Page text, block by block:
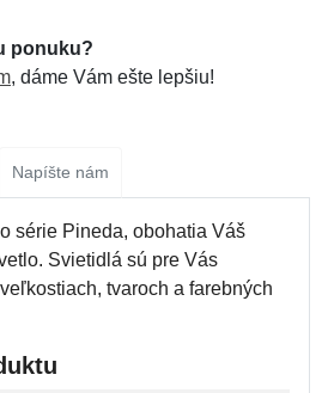
ponuku?
, dáme Vám ešte lepšiu!
Napíšte nám
série Pineda, obohatia Váš
Svietidlá sú pre Vás
tvaroch a farebných